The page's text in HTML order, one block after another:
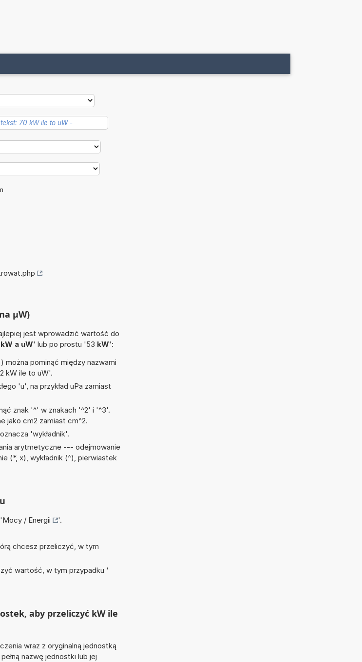
µW)
jest wprowadzić wartość do
kW a uW' lub po prostu '53 kW':
pominąć między nazwami
kW ile to uW'.
'u', na przykład uPa zamiast
znak '^' w znakach '^2' i '^3'.
jako cm2 zamiast cm^2.
'wykładnik'.
arytmetyczne --- odejmowanie
(*, x), wykładnik (^), pierwiastek
Mocy / Energii
'.
chcesz przeliczyć, w tym
wartość, w tym przypadku '
aby przeliczyć kW ile
wraz z oryginalną jednostką
nazwę jednostki lub jej